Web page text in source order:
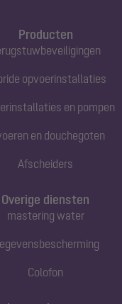
Producten
opvoerinstallaties
en pompen
en douchegoten
Afscheiders
Overige diensten
mastering water
Colofon